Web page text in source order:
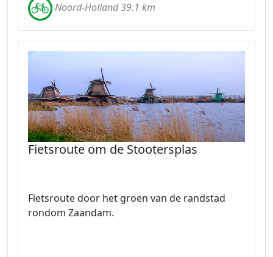
Noord-Holland 39.1 km
Fietsroute om de Stootersplas
Fietsroute door het groen van de randstad
rondom Zaandam.